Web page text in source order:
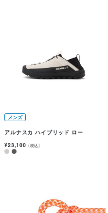
メンズ
アルナスカ ハイブリッド ロー
¥23,100 (税込)